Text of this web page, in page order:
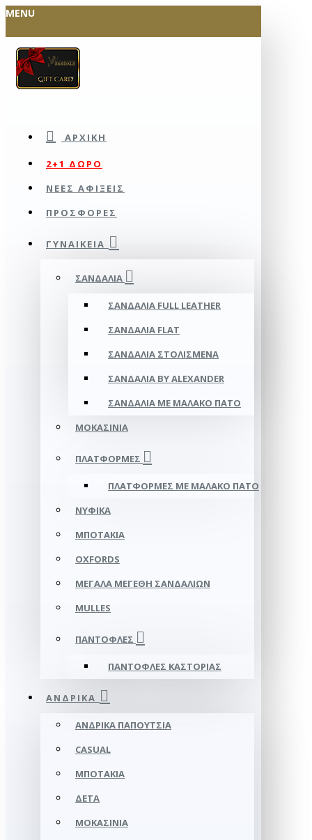
MENU
ΑΡΧΙΚΉ
2+1 ΔΩΡΟ
ΝΕΕΣ ΑΦΙΞΕΙΣ
ΠΡΟΣΦΟΡΕΣ
ΓΥΝΑΙΚΕΊΑ
ΣΑΝΔΆΛΙΑ
ΣΑΝΔΆΛΙΑ FULL LEATHER
ΣΑΝΔΆΛΙΑ FLAT
ΣΑΝΔΆΛΙΑ ΣΤΟΛΙΣΜΈΝΑ
ΣΑΝΔΆΛΙΑ BY ALEXANDER
ΣΑΝΔΆΛΙΑ ΜΕ ΜΑΛΑΚΌ ΠΆΤΟ
ΜΟΚΑΣΊΝΙΑ
ΠΛΑΤΦΌΡΜΕΣ
ΠΛΑΤΦΟΡΜΕΣ ΜΕ ΜΑΛΑΚΟ ΠΑΤΟ
ΝΥΦΙΚΆ
ΜΠΟΤΆΚΙΑ
OXFORDS
ΜΕΓΆΛΑ ΜΕΓΈΘΗ ΣΑΝΔΑΛΙΏΝ
MULLES
ΠΑΝΤΌΦΛΕΣ
ΠΑΝΤΌΦΛΕΣ ΚΑΣΤΟΡΙΆΣ
ΑΝΔΡΙΚΆ
ΑΝΔΡΙΚΆ ΠΑΠΟΎΤΣΙΑ
CASUAL
ΜΠΟΤΆΚΙΑ
ΔΕΤΆ
ΜΟΚΑΣΊΝΙΑ